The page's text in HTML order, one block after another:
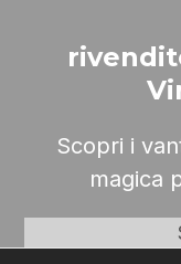
Scopri i
magica